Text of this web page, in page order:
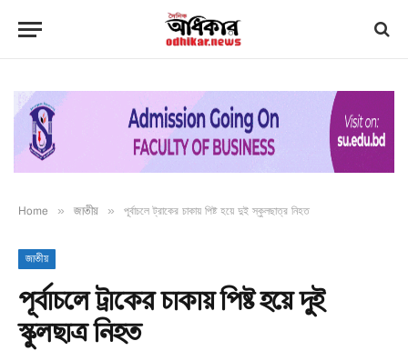
Home » জাতীয় » পূর্বাচলে ট্রাকের চাকায় পিষ্ট হয়ে দুই স্কুলছাত্র নিহত
জাতীয়
পূর্বাচলে ট্রাকের চাকায় পিষ্ট হয়ে দুই
স্কুলছাত্র নিহত